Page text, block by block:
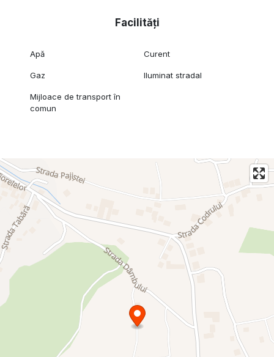
Facilități
Apă Curent
Gaz Iluminat stradal
Mijloace de transport în
comun